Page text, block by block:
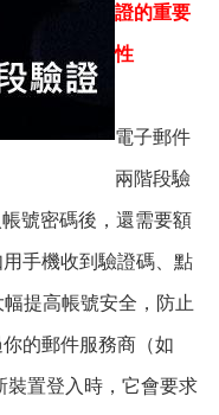
證的重要
性
電子郵件
兩階段驗
號密碼後，還需要額
手機收到驗證碼、點
提高帳號安全，防止
的郵件服務商（如
裝置登入時，它會要求